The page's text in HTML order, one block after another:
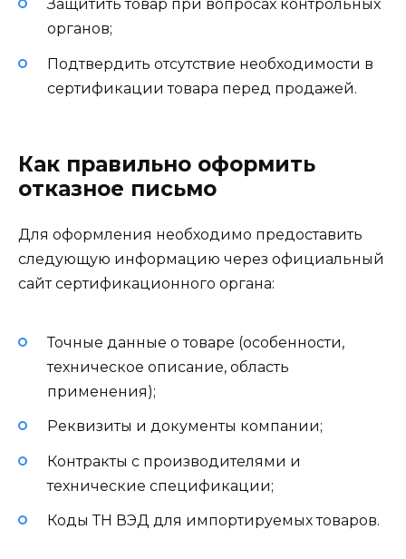
Защитить товар при вопросах контрольных
органов;
Подтвердить отсутствие необходимости в
сертификации товара перед продажей.
Как правильно оформить
отказное письмо
Для оформления необходимо предоставить
следующую информацию через официальный
сайт сертификационного органа:
Точные данные о товаре (особенности,
техническое описание, область
применения);
Реквизиты и документы компании;
Контракты с производителями и
технические спецификации;
Коды ТН ВЭД для импортируемых товаров.